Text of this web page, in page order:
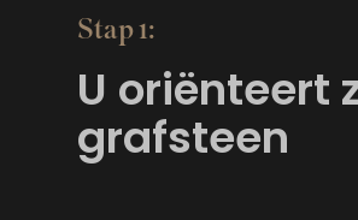
Stap 1:
U oriënteert
grafsteen